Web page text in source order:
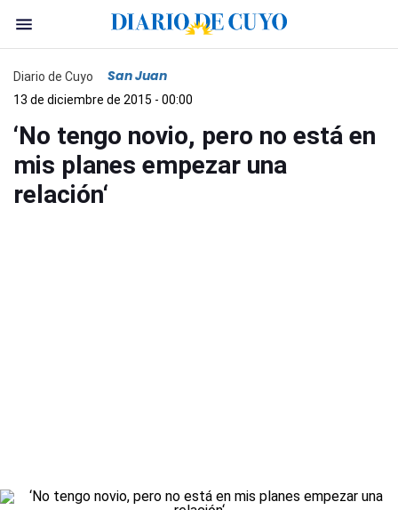
Diario de Cuyo San Juan
13 de diciembre de 2015 - 00:00
‘No tengo novio, pero no está en
mis planes empezar una
relación‘